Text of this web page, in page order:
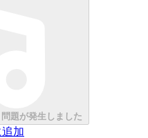
問題が発生しました
加